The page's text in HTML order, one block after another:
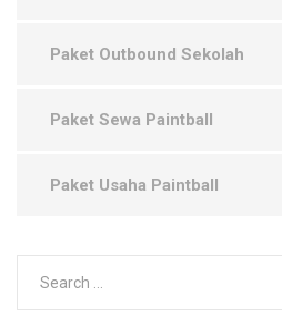
Paket Outbound Sekolah
Paket Sewa Paintball
Paket Usaha Paintball